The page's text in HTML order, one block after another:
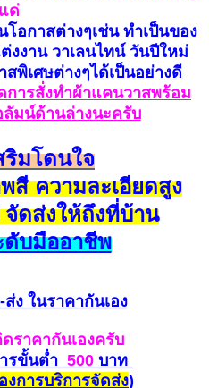
แด่
อกาสต่างๆเช่น ทำเป็นของ
งาน วาเลนไทน์ วันปีใหม่
พิเศษต่างๆได้เป็นอย่างดี
การสั่งทำผ้าแคนวาสพร้อม
มน์ด้านล่างนะครับ
ริมโดนใจ
สี ความละเอียดสูง
ดส่งให้ถึงที่บ้าน
บมืออาชีพ
ง ในราคากันเอง
ดราคากันเองครับ
รขั้นต่ำ 500 บาท
งการบริการจัดส่ง)